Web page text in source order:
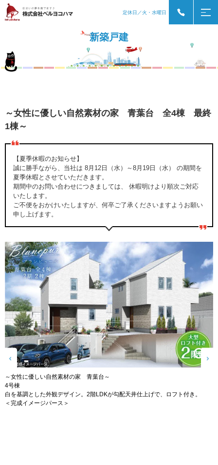
定休日／火・水曜日
新築戸建
～女性に優しい自然素材の家 青葉台 全4棟 最終
1棟～
【夏季休暇のお知らせ】
誠に勝手ながら、当社は 8月12日（水）～8月19日（水） の期間を
夏季休暇とさせていただきます。
期間中のお問い合わせにつきましては、 休暇明けより順次ご対応
いたします。
ご不便をおかけいたしますが、何卒ご了承くださいますようお願い
申し上げます。
～女性に優しい自然素材の家 青葉台～
4号棟
白を基調とした外観デザイン。2階LDKが勾配天井仕上げで、ロフト付き。
＜完成イメージパース＞